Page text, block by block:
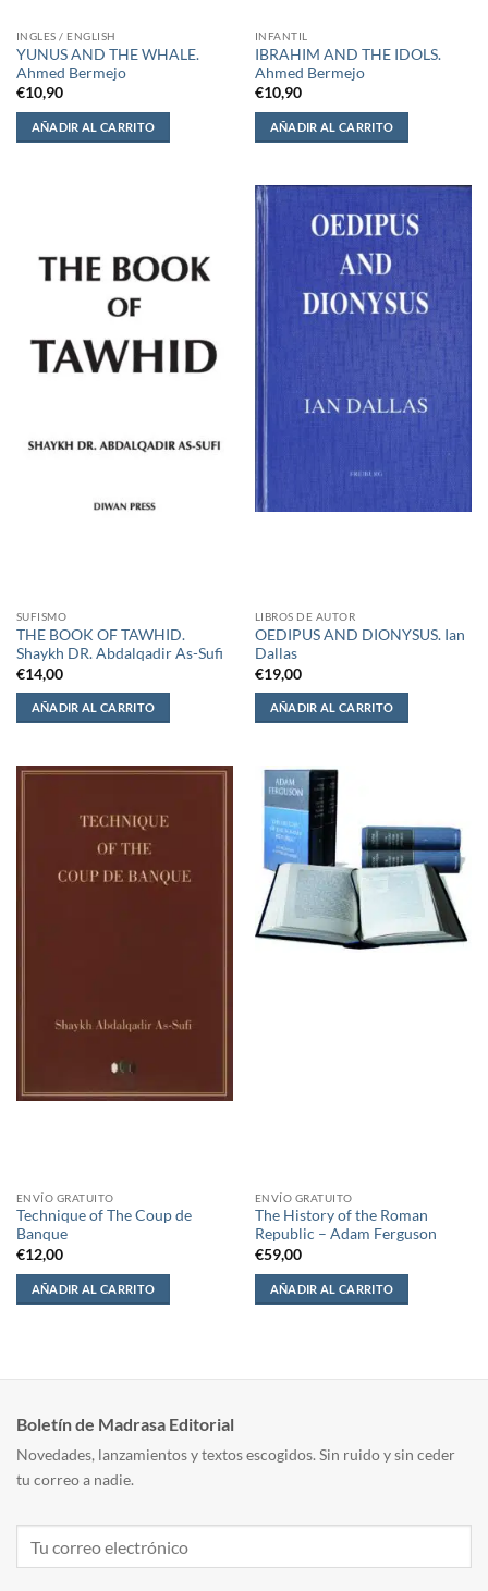
INGLES / ENGLISH
YUNUS AND THE WHALE.
Ahmed Bermejo
€10,90
AÑADIR AL CARRITO
INFANTIL
IBRAHIM AND THE IDOLS.
Ahmed Bermejo
€10,90
AÑADIR AL CARRITO
SUFISMO
THE BOOK OF TAWHID.
Shaykh DR. Abdalqadir As-Sufi
€14,00
AÑADIR AL CARRITO
LIBROS DE AUTOR
OEDIPUS AND DIONYSUS. Ian
Dallas
€19,00
AÑADIR AL CARRITO
ENVÍO GRATUITO
Technique of The Coup de
Banque
€12,00
AÑADIR AL CARRITO
ENVÍO GRATUITO
The History of the Roman
Republic – Adam Ferguson
€59,00
AÑADIR AL CARRITO
Boletín de Madrasa Editorial
Novedades, lanzamientos y textos escogidos. Sin ruido y sin ceder
tu correo a nadie.